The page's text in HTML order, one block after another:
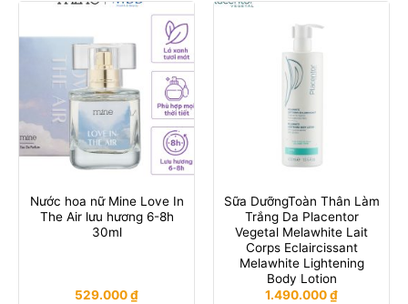
Nước hoa nữ Mine Love In
The Air lưu hương 6-8h
30ml
529.000₫
Sữa DưỡngToàn Thân Làm
Trắng Da Placentor
Vegetal Melawhite Lait
Corps Eclaircissant
Melawhite Lightening
Body Lotion
1.490.000₫